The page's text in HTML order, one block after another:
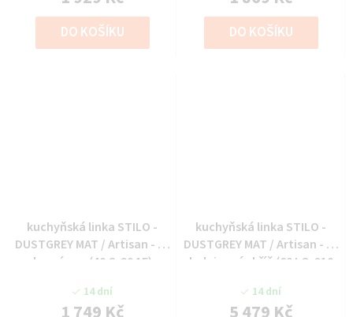
DO KOŠÍKU DO KOŠÍKU
kuchyňská linka STILO -
DUSTGREY MAT / Artisan - 40
horní vys. (40 G-90 1F)
14 dní
kuchyňská linka STILO -
DUSTGREY MAT / Artisan - 60
lednicová skříň (60 LO-210
14 dní